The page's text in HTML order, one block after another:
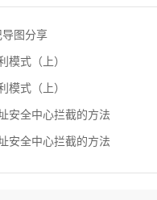
图分享
式（上）
式（上）
安全中心拦截的方法
安全中心拦截的方法